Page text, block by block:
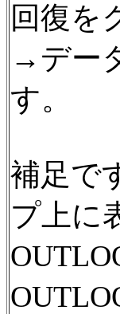
回復を
→デー
す。
補足で
プ上に